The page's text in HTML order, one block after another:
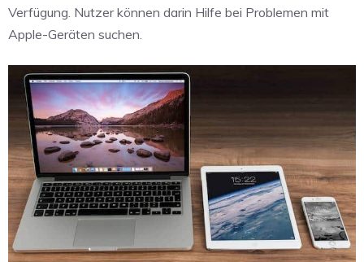
Verfügung. Nutzer können darin Hilfe bei Problemen mit
Apple-Geräten suchen.